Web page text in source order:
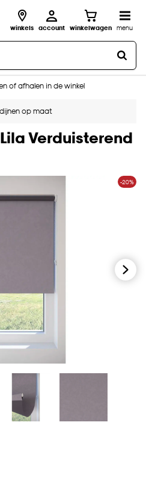
winkels account winkelwagen menu
of afhalen in de winkel
en inmeten aan huis
op maat
Verduisterend
-20%